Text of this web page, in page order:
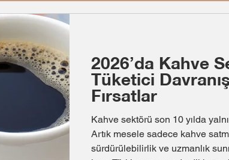
2026’da Kahve
Tüketici
Fırsatlar
Kahve sektörü son 10 yılda
Artık mesele sadece kahve
sürdürülebilirlik ve uzmanlık